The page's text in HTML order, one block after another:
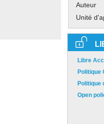
Auteur
Unité
Libre
Politique
Politique
Open